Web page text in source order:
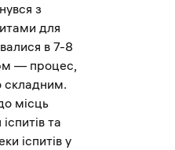
з
для
в 7-8
— процес,
складним.
місць
та
іспитів у